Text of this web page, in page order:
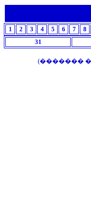
1 2 3 4 5 6 7 8
31
(�������